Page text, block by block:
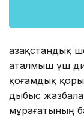
Қазақстандық
аталмыш үш
қоғамдық
дыбыс
мұрағатының